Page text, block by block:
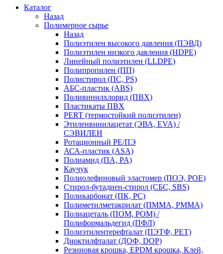
Каталог
Назад
Полимерное сырье
Назад
Полиэтилен высокого давления (ПЭВД)
Полиэтилен низкого давления (HDPE)
Линейный полиэтилен (LLDPE)
Полипропилен (ПП)
Полистирол (ПС, PS)
АБС-пластик (ABS)
Поливинилхлорид (ПВХ)
Пластикаты ПВХ
PERT (термостойкий полиэтилен)
Этиленвинилацетат (ЭВА, EVA) /
СЭВИЛЕН
Ротационный PE/ПЭ
АСА-пластик (ASA)
Полиамид (ПА, PA)
Каучук
Полиолефиновый эластомер (ПОЭ, POE)
Стирол-бутадиен-стирол (СБС, SBS)
Поликарбонат (ПК, PC)
Полиметилметакрилат (ПММА, PMMA)
Полиацеталь (ПОМ, POM) /
Полиформальдегид (ПФЛ)
Полиэтилентерефталат (ПЭТФ, PET)
Диоктилфталат (ДОФ, DOP)
Резиновая крошка, EPDM крошка, Клей,